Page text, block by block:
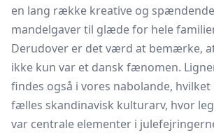
en lang række kreative og
mandelgaver til glæde for hele
Derudover er det værd at bemærke,
ikke kun var et dansk fænomen.
findes også i vores nabolande, hvilket
fælles skandinavisk kulturarv, hvor
var centrale elementer i